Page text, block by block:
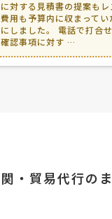
対する見積書の提案も
用も予算内に収まって
しました。 電話で打合
認事項に対す …
・貿易代行の